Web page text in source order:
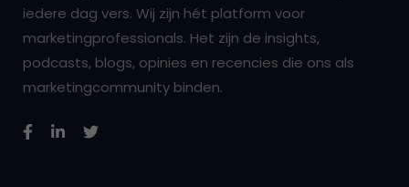
iedere dag vers. Wij zijn hét platform voor
marketingprofessionals. Het zijn de insights,
podcasts, blogs, opinies en recencies die ons als
marketingcommunity binden.